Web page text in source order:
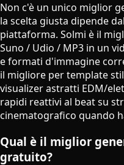
Non c'è un unico miglior
la scelta giusta dipende
piattaforma. Solmi è il
Suno / Udio / MP3 in un
e formati d'immagine
il migliore per template
visualizer astratti EDM/
rapidi reattivi al beat su
cinematografico quando
Qual è il miglior
gratuito?